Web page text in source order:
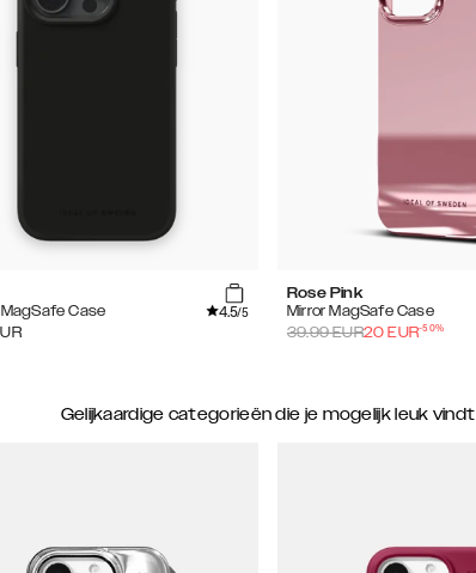
Case 4.5/5
Rose Pink
Mirror MagSafe Case
39.99EUR20 EUR-50%
Gelijkaardige categorieën die je mogelijk leuk vindt